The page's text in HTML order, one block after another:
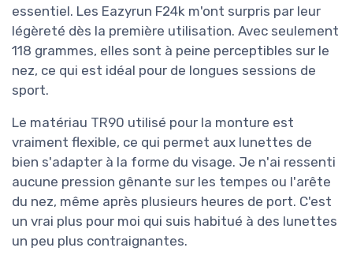
essentiel. Les Eazyrun F24k m'ont surpris par leur
légèreté dès la première utilisation. Avec seulement
118 grammes, elles sont à peine perceptibles sur le
nez, ce qui est idéal pour de longues sessions de
sport.
Le matériau TR90 utilisé pour la monture est
vraiment flexible, ce qui permet aux lunettes de
bien s'adapter à la forme du visage. Je n'ai ressenti
aucune pression gênante sur les tempes ou l'arête
du nez, même après plusieurs heures de port. C'est
un vrai plus pour moi qui suis habitué à des lunettes
un peu plus contraignantes.